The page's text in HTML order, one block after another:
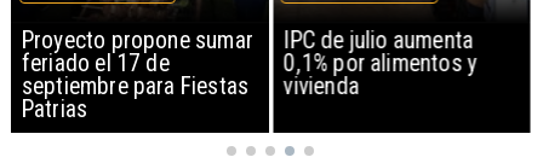
Proyecto propone sumar
feriado el 17 de
septiembre para Fiestas
Patrias
IPC de julio aumenta
0,1% por alimentos y
vivienda